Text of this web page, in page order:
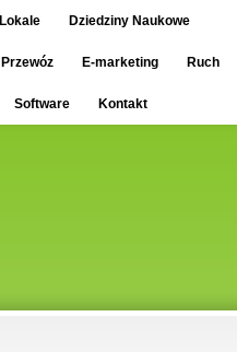
Lokale Dziedziny Naukowe
Przewóz E-marketing Ruch
Software Kontakt